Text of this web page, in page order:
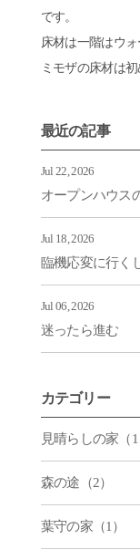
です。
床材は一階はウ
ミモザの床材は
最近の記事
Jul 22, 2026
オープンハウス
Jul 18, 2026
臨機応変に行く
Jul 06, 2026
迷ったら進む
カテゴリー
見晴らしの家（1
森の途（2）
葉守の家（1）